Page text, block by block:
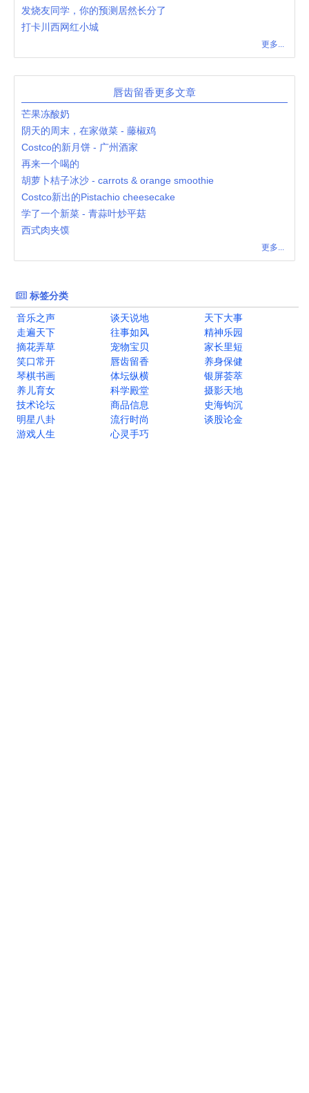
发烧友同学，你的预测居然长分了
打卡川西网红小城
更多...
唇齿留香更多文章
芒果冻酸奶
阴天的周末，在家做菜 - 藤椒鸡
Costco的新月饼 - 广州酒家
再来一个喝的
胡萝卜桔子冰沙 - carrots & orange smoothie
Costco新出的Pistachio cheesecake
学了一个新菜 - 青蒜叶炒平菇
西式肉夹馍
更多...
标签分类
音乐之声
谈天说地
天下大事
走遍天下
往事如风
精神乐园
摘花弄草
宠物宝贝
家长里短
笑口常开
唇齿留香
养身保健
琴棋书画
体坛纵横
银屏荟萃
养儿育女
科学殿堂
摄影天地
技术论坛
商品信息
史海钩沉
明星八卦
流行时尚
谈股论金
游戏人生
心灵手巧